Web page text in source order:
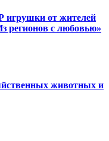
игрушки от жителей
регионов с любовью»
животных и